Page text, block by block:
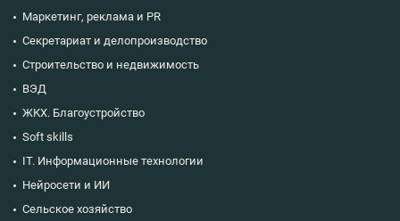
Маркетинг, реклама и PR
Секретариат и делопроизводство
Строительство и недвижимость
ВЭД
ЖКХ. Благоустройство
Soft skills
IT. Информационные технологии
Нейросети и ИИ
Сельское хозяйство